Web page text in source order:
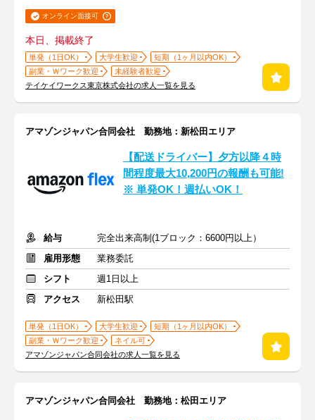
オンライン面接可
本日、掲載終了
単発（1日OK） 大学生歓迎
短期（1ヶ月以内OK）
副業・Ｗワーク歓迎
未経験者歓迎
テイケイワークス東京株式会社の求人一覧を見る
アマゾンジャパン合同会社 勤務地：新松田エリア
【配送ドライバー】夕方以降４時
間程度最大10,200円の報酬も可能!
※ 単発OK！週払いOK！
給与
完全出来高制(1ブロック：6600円以上）
雇用形態
業務委託
シフト
週1日以上
アクセス
新松田駅
単発（1日OK） 大学生歓迎
短期（1ヶ月以内OK）
副業・Ｗワーク歓迎
ネイル可
アマゾンジャパン合同会社の求人一覧を見る
アマゾンジャパン合同会社 勤務地：松田エリア